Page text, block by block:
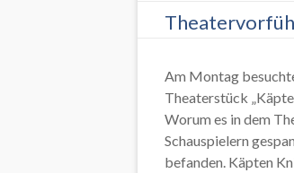
Am Montag
Theaterstück
Worum es in dem
Schauspielern
befanden. Käpten